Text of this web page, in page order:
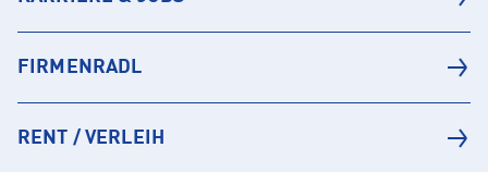
FIRMENRADL
RENT / VERLEIH